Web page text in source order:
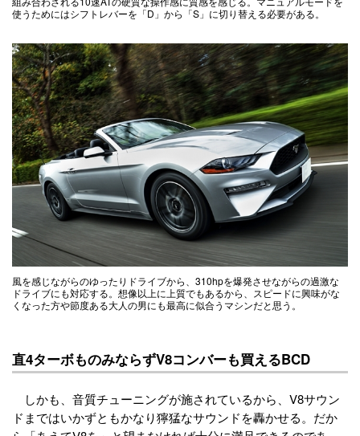
使うためにはシフトレバーを「D」から「S」に切り替える必要がある。
風を感じながらのゆったりドライブから、310hpを爆発させながらの過激な
ドライブにも対応する。想像以上に上質でもあるから、スピードに興味がな
くなった方や節度ある大人の男にも最高に似合うマシンだと思う。
直4ターボものみならずV8コンバーも買えるBCD
しかも、音質チューニングが施されているから、V8サウン
ドまではいかずともかなり獰猛なサウンドを轟かせる。だか